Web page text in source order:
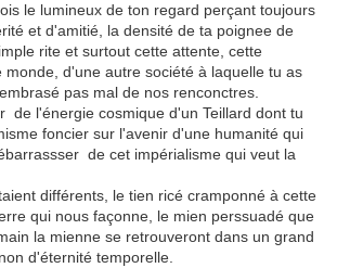
le lumineux de ton regard perçant toujours
et d'amitié, la densité de ta poignee de
rite et surtout cette attente, cette
monde, d'une autre société à laquelle tu as
pas mal de nos renconctres.
de l'énergie cosmique d'un Teillard dont tu
foncier sur l'avenir d'une humanité qui
de cet impérialisme qui veut la
différents, le tien ricé cramponné à cette
qui nous façonne, le mien perssuadé que
la mienne se retrouveront dans un grand
d'éternité temporelle.